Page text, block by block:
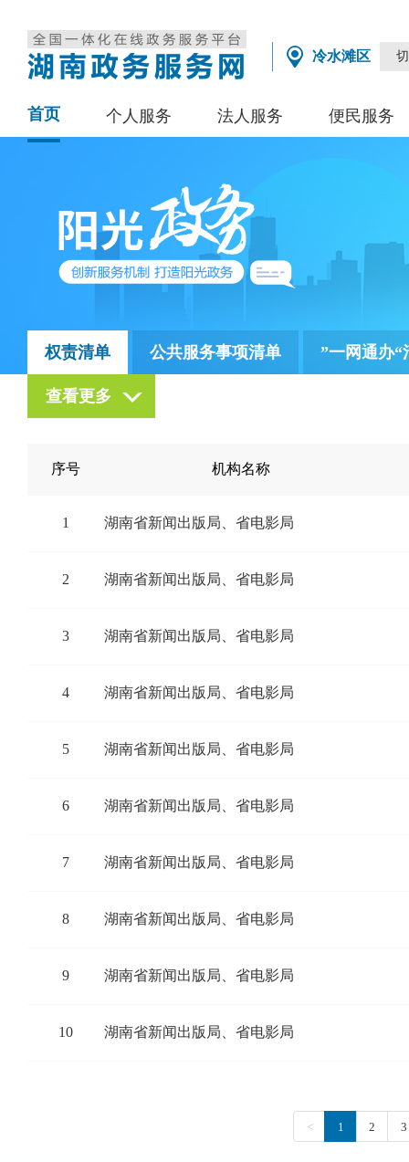
冷水滩区
首页 个人服务 法人服务 便民服务
权责清单 公共服务事项清单 ”一网通办“
查看更多